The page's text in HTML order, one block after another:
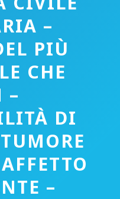
–
PIÙ
CHE
–
DI
–